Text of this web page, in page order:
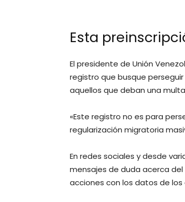
Esta
El presidente de Unión
registro que busque
aquellos que deban una
«Este registro no es para
regularización migratoria
En redes sociales y desde
mensajes de duda acerca
acciones con los datos de